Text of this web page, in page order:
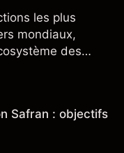
les plus
mondiaux,
des
Safran : objectifs